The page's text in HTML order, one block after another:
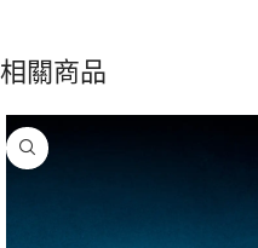
相關商品